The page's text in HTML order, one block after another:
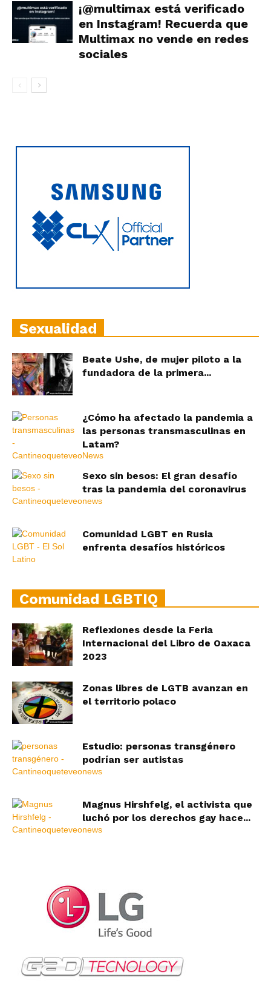
¡@multimax está verificado
en Instagram! Recuerda que
Multimax no vende en redes
sociales
Sexualidad
Beate Ushe, de mujer piloto a la
fundadora de la primera...
¿Cómo ha afectado la pandemia a
las personas transmasculinas en
Latam?
Sexo sin besos: El gran desafío
tras la pandemia del coronavirus
Comunidad LGBT en Rusia
enfrenta desafíos históricos
Comunidad LGBTIQ
Reflexiones desde la Feria
Internacional del Libro de Oaxaca
2023
Zonas libres de LGTB avanzan en
el territorio polaco
Estudio: personas transgénero
podrían ser autistas
Magnus Hirshfelg, el activista que
luchó por los derechos gay hace...